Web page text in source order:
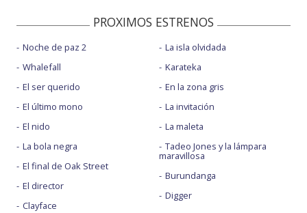
PROXIMOS ESTRENOS
Noche de paz 2
Whalefall
El ser querido
El último mono
El nido
La bola negra
El final de Oak Street
El director
Clayface
La isla olvidada
Karateka
En la zona gris
La invitación
La maleta
Tadeo Jones y la lámpara
maravillosa
Burundanga
Digger